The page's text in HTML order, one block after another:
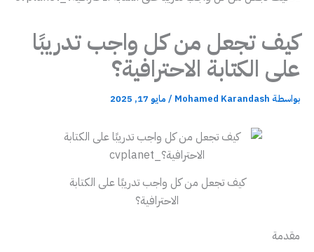
كيف تجعل من كل واجب تدريبًا
على الكتابة الاحترافية؟
بواسطة Mohamed Karandash
/ مايو 17, 2025
كيف تجعل من كل واجب تدريبًا على الكتابة
الاحترافية؟
مقدمة